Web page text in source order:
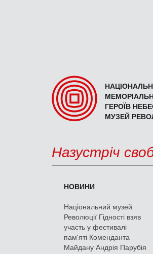
ГЕРОЇВ
МУЗЕЙ
Назустріч
НОВИНИ
Національний музей
Революції Гідності взяв
участь у фестивалі
пам'яті Коменданта
Майдану Андрія Парубія